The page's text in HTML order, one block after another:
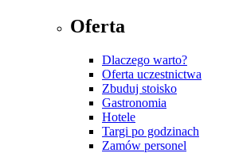
Oferta
Dlaczego warto?
Oferta uczestnictwa
Zbuduj stoisko
Gastronomia
Hotele
Targi po godzinach
Zamów personel